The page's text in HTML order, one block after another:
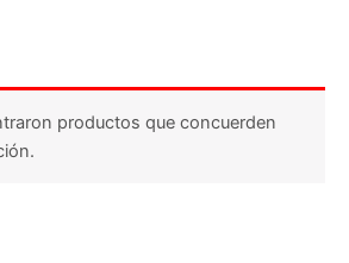
productos que concuerden